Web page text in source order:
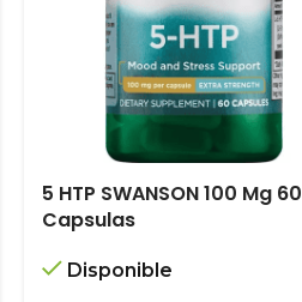
5 HTP SWANSON 100 Mg 60
Capsulas
Disponible